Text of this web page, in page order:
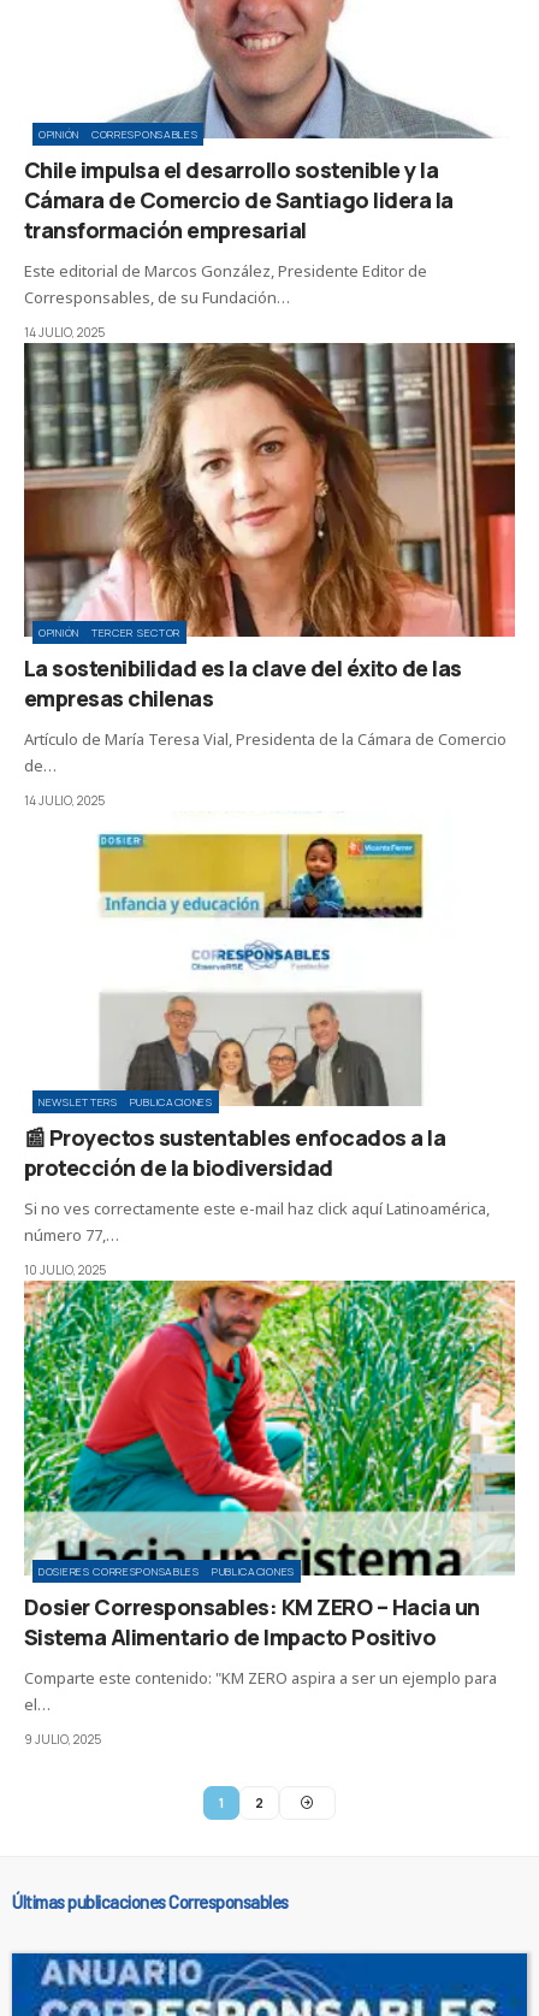
OPINIÓN CORRESPONSABLES
Chile impulsa el desarrollo sostenible y la
Cámara de Comercio de Santiago lidera la
transformación empresarial
Este editorial de Marcos González, Presidente Editor de
Corresponsables, de su Fundación…
14 JULIO, 2025
OPINIÓN TERCER SECTOR
La sostenibilidad es la clave del éxito de las
empresas chilenas
Artículo de María Teresa Vial, Presidenta de la Cámara de Comercio
de…
14 JULIO, 2025
NEWSLETTERS PUBLICACIONES
📰 Proyectos sustentables enfocados a la
protección de la biodiversidad
Si no ves correctamente este e-mail haz click aquí Latinoamérica,
número 77,…
10 JULIO, 2025
DOSIERES CORRESPONSABLES PUBLICACIONES
Dosier Corresponsables: KM ZERO – Hacia un
Sistema Alimentario de Impacto Positivo
Comparte este contenido: "KM ZERO aspira a ser un ejemplo para
el…
9 JULIO, 2025
1 2
Últimas publicaciones Corresponsables